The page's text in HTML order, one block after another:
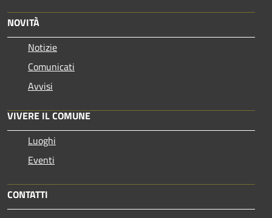
NOVITÀ
Notizie
Comunicati
Avvisi
VIVERE IL COMUNE
Luoghi
Eventi
CONTATTI